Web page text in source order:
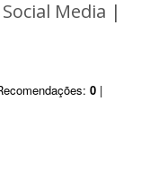
Media |
0 |